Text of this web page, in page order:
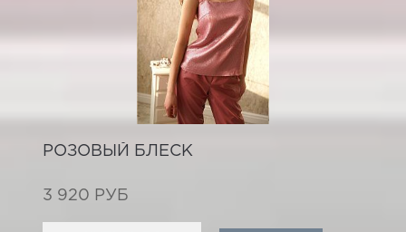
РОЗОВЫЙ БЛЕСК
3 920 РУБ